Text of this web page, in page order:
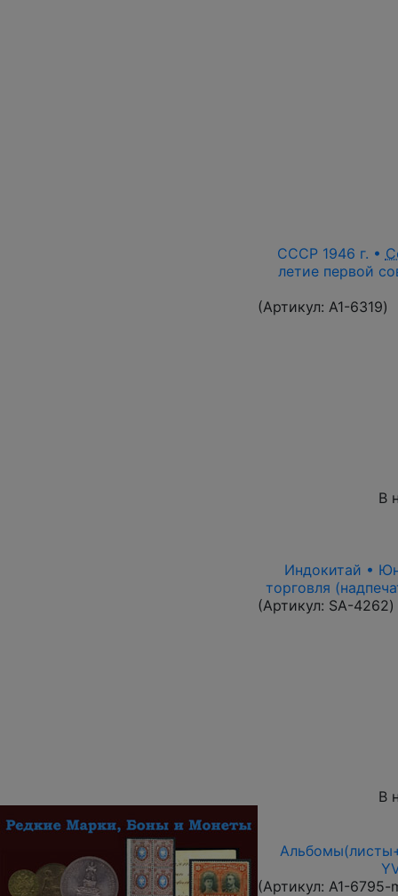
СССР 1946 г. •
летие первой
(Артикул: A1-6319)
В
Индокитай •
торговля
(Артикул: SA-4262)
В
(Артикул: A1-6795-